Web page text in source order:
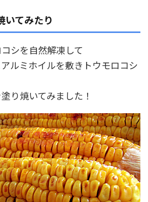
いてみたり
シを自然解凍して
ルミホイルを敷きトウモロコシ
り焼いてみました！